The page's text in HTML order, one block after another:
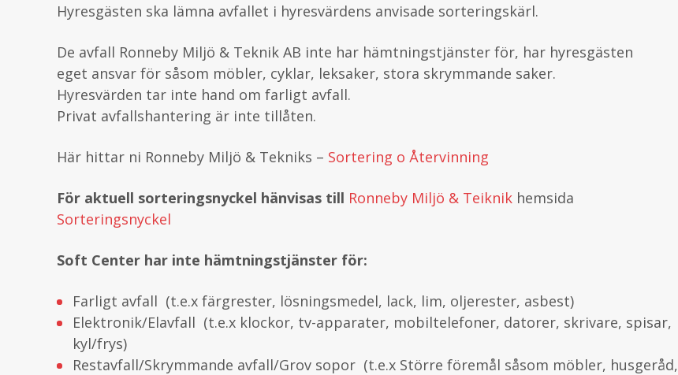
Hyresgästen ska lämna avfallet i hyresvärdens anvisade sorteringskärl.
De avfall Ronneby Miljö & Teknik AB inte har hämtningstjänster för, har hyresgästen
eget ansvar för såsom möbler, cyklar, leksaker, stora skrymmande saker.
Hyresvärden tar inte hand om farligt avfall.
Privat avfallshantering är inte tillåten.
Här hittar ni Ronneby Miljö & Tekniks – Sortering o Återvinning
För aktuell sorteringsnyckel hänvisas till Ronneby Miljö & Teiknik hemsida
Sorteringsnyckel
Soft Center har inte hämtningstjänster för:
Farligt avfall (t.e.x färgrester, lösningsmedel, lack, lim, oljerester, asbest)
Elektronik/Elavfall (t.e.x klockor, tv-apparater, mobiltelefoner, datorer, skrivare, spisar,
kyl/frys)
Restavfall/Skrymmande avfall/Grov sopor (t.e.x Större föremål såsom möbler, husgeråd,